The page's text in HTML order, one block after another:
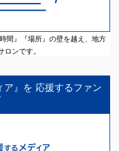
間』『場所』の壁を越え、地方
ンです。
ア』を 応援するファン